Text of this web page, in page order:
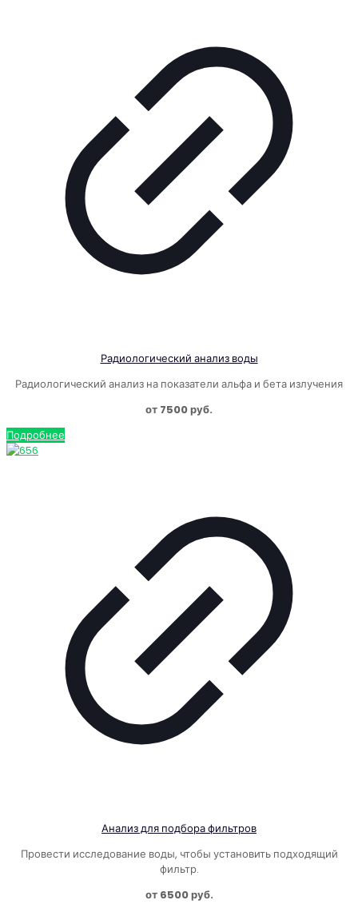
Радиологический анализ воды
Радиологический анализ на показатели альфа и бета излучения
от 7500 руб.
Подробнее
Анализ для подбора фильтров
Провести исследование воды, чтобы установить подходящий
фильтр.
от 6500 руб.